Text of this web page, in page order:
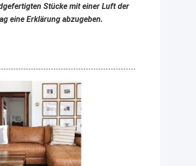
Stücke mit einer Luft der
eine Erklärung abzugeben.